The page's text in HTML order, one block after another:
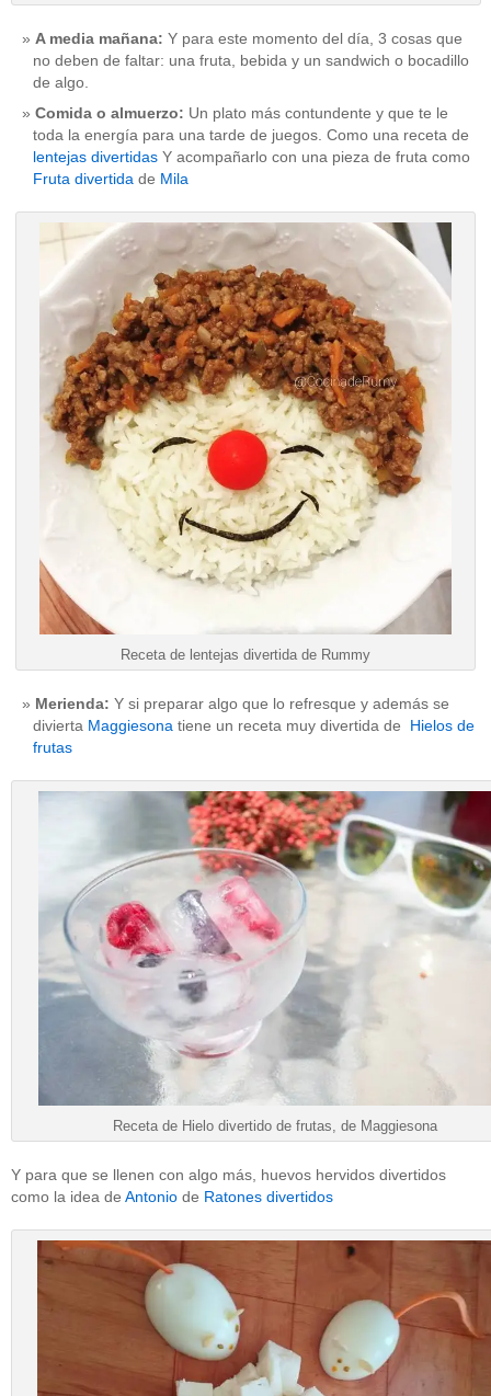
A media mañana: Y para este momento del día, 3 cosas que
no deben de faltar: una fruta, bebida y un sandwich o bocadillo
de algo.
Comida o almuerzo: Un plato más contundente y que te le
toda la energía para una tarde de juegos. Como una receta de
lentejas divertidas Y acompañarlo con una pieza de fruta como
Fruta divertida de Mila
Receta de lentejas divertida de Rummy
Merienda: Y si preparar algo que lo refresque y además se
divierta Maggiesona tiene un receta muy divertida de Hielos de
frutas
Receta de Hielo divertido de frutas, de Maggiesona
Y para que se llenen con algo más, huevos hervidos divertidos
como la idea de Antonio de Ratones divertidos